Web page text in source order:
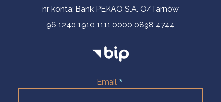
nr konta: Bank PEKAO S.A. O/Tarnów
96 1240 1910 1111 0000 0898 4744
Email